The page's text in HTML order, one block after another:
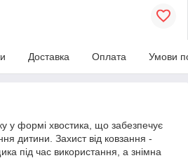
Доставка Оплата Умови
у формі хвостика, що забезпечує
дитини. Захист від ковзання -
під час використання, а знімна